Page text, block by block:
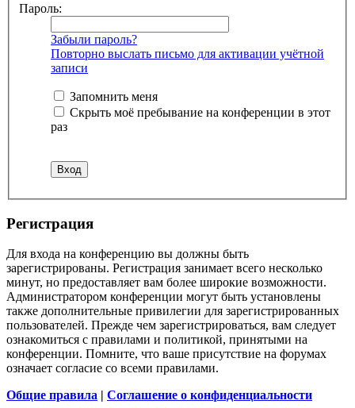
Пароль:
Забыли пароль?
Повторно выслать письмо для активации учётной
записи
Запомнить меня
Скрыть моё пребывание на конференции в этот
раз
Регистрация
Для входа на конференцию вы должны быть
зарегистрированы. Регистрация занимает всего несколько
минут, но предоставляет вам более широкие возможности.
Администратором конференции могут быть установлены
также дополнительные привилегии для зарегистрированных
пользователей. Прежде чем зарегистрироваться, вам следует
ознакомиться с правилами и политикой, принятыми на
конференции. Помните, что ваше присутствие на форумах
означает согласие со всеми правилами.
Общие правила | Соглашение о конфиденциальности